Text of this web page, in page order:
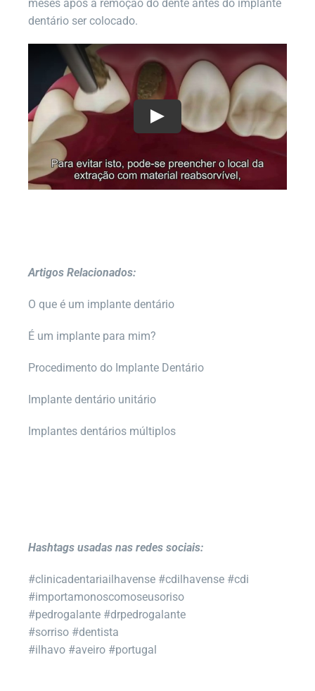
meses após a remoção do dente antes do implante
dentário ser colocado.
Play
Artigos Relacionados:
O que é um implante dentário
É um implante para mim?
Procedimento do Implante Dentário
Implante dentário unitário
Implantes dentários múltiplos
Hashtags usadas nas redes sociais:
#clinicadentariailhavense #cdilhavense #cdi
#importamonoscomoseusoriso
#pedrogalante #drpedrogalante
#sorriso #dentista
#ilhavo #aveiro #portugal